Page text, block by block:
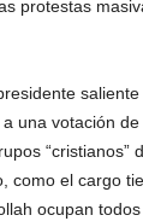
protestas
una votación
“cristianos”
como el cargo
ocupan